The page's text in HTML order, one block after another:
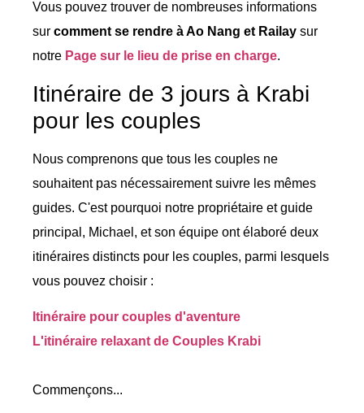
Vous pouvez trouver de nombreuses informations
sur comment se rendre à Ao Nang et Railay sur
notre Page sur le lieu de prise en charge.
Itinéraire de 3 jours à Krabi
pour les couples
Nous comprenons que tous les couples ne
souhaitent pas nécessairement suivre les mêmes
guides. C'est pourquoi notre propriétaire et guide
principal, Michael, et son équipe ont élaboré deux
itinéraires distincts pour les couples, parmi lesquels
vous pouvez choisir :
Itinéraire pour couples d'aventure
L'itinéraire relaxant de Couples Krabi
Commençons...